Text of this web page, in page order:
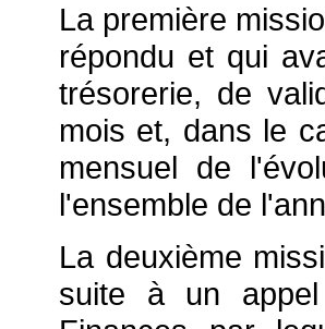
La première
répondu et qui
trésorerie, de
mois et, dans le
mensuel de
l'ensemble de
La deuxième
suite à un